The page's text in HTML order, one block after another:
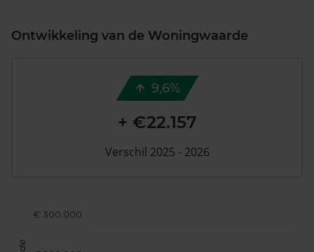
Ontwikkeling van de Woningwaarde
€ 300.000
9,6%
+ €22.157
Verschil 2025 - 2026